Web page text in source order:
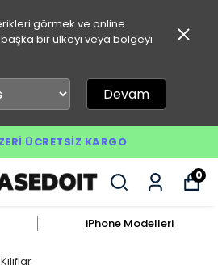
görmek ve online
bir ülkeyi veya bölgeyi
Devam
ÜCRETSIZ KARGO
0
iPhone Modelleri